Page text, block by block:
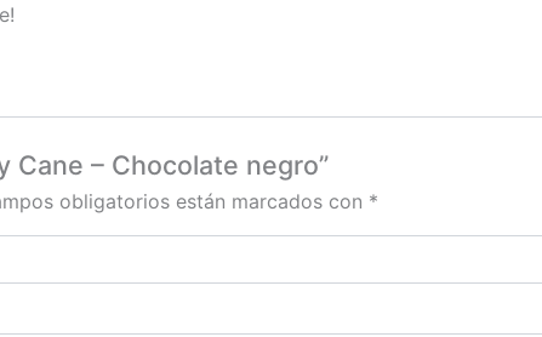
Cane – Chocolate negro”
obligatorios están marcados con *